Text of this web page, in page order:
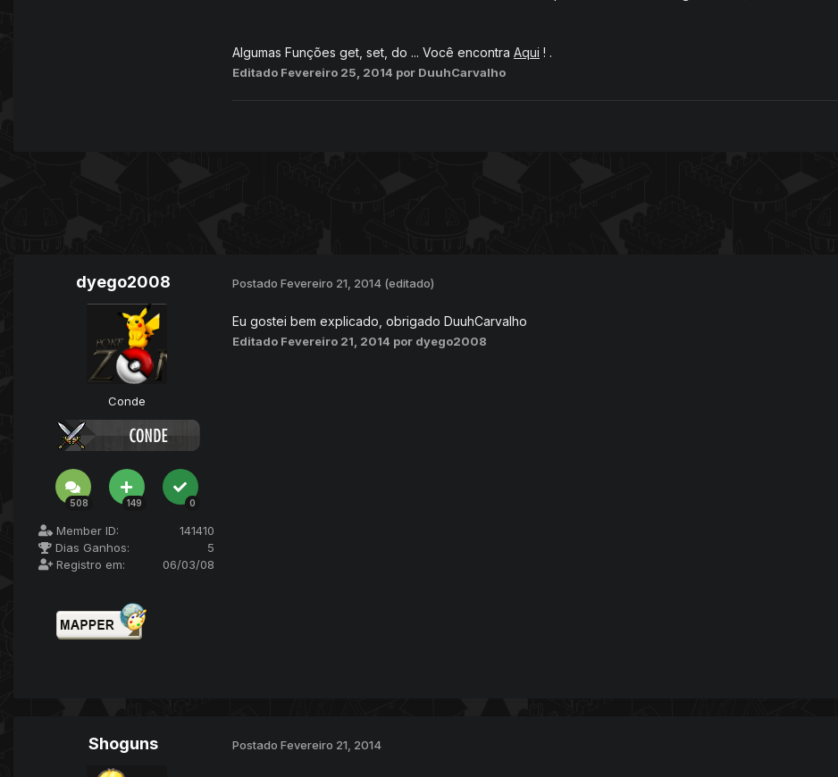
Algumas Funções get, set, do ... Você encontra Aqui ! .
Editado Fevereiro 25, 2014 por DuuhCarvalho
dyego2008
Conde
508 149 0
Member ID:
141410
Dias Ganhos:
5
Registro em:
06/03/08
Postado Fevereiro 21, 2014 (editado)
Eu gostei bem explicado, obrigado DuuhCarvalho
Editado Fevereiro 21, 2014 por dyego2008
Shoguns Postado Fevereiro 21, 2014